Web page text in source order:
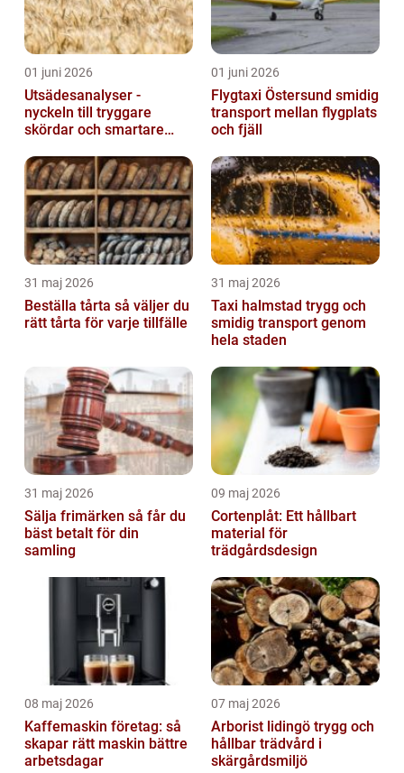
01 juni 2026
Utsädesanalyser -
nyckeln till tryggare
skördar och smartare
01 juni 2026
Flygtaxi Östersund smidig
transport mellan flygplats
och fjäll
31 maj 2026
Beställa tårta så väljer du
rätt tårta för varje tillfälle
31 maj 2026
Taxi halmstad trygg och
smidig transport genom
hela staden
31 maj 2026
Sälja frimärken så får du
bäst betalt för din
samling
09 maj 2026
Cortenplåt: Ett hållbart
material för
trädgårdsdesign
08 maj 2026
Kaffemaskin företag: så
skapar rätt maskin bättre
arbetsdagar
07 maj 2026
Arborist lidingö trygg och
hållbar trädvård i
skärgårdsmiljö